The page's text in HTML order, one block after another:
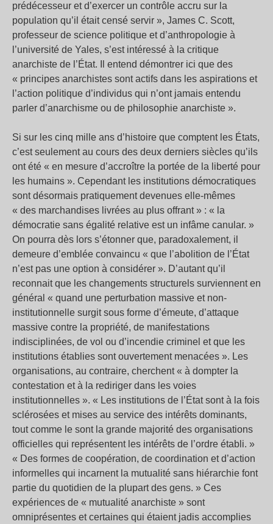
prédécesseur et d’exercer un contrôle accru sur la
population qu’il était censé servir », James C. Scott,
professeur de science politique et d’anthropologie à
l’université de Yales, s’est intéressé à la critique
anarchiste de l’État. Il entend démontrer ici que des
« principes anarchistes sont actifs dans les aspirations et
l’action politique d’individus qui n’ont jamais entendu
parler d’anarchisme ou de philosophie anarchiste ».
Si sur les cinq mille ans d’histoire que comptent les États,
c’est seulement au cours des deux derniers siècles qu’ils
ont été « en mesure d’accroître la portée de la liberté pour
les humains ». Cependant les institutions démocratiques
sont désormais pratiquement devenues elle-mêmes
« des marchandises livrées au plus offrant » : « la
démocratie sans égalité relative est un infâme canular. »
On pourra dès lors s’étonner que, paradoxalement, il
demeure d’emblée convaincu « que l’abolition de l’État
n’est pas une option à considérer ». D’autant qu’il
reconnait que les changements structurels surviennent en
général « quand une perturbation massive et non-
institutionnelle surgit sous forme d’émeute, d’attaque
massive contre la propriété, de manifestations
indisciplinées, de vol ou d’incendie criminel et que les
institutions établies sont ouvertement menacées ». Les
organisations, au contraire, cherchent « à dompter la
contestation et à la rediriger dans les voies
institutionnelles ». « Les institutions de l’État sont à la fois
sclérosées et mises au service des intérêts dominants,
tout comme le sont la grande majorité des organisations
officielles qui représentent les intérêts de l’ordre établi. »
« Des formes de coopération, de coordination et d’action
informelles qui incarnent la mutualité sans hiérarchie font
partie du quotidien de la plupart des gens. » Ces
expériences de « mutualité anarchiste » sont
omniprésentes et certaines qui étaient jadis accomplies